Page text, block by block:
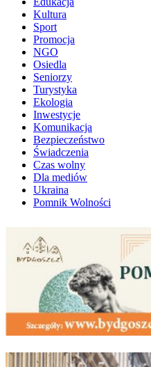
Kultura
Sport
Promocja
NGO
Osiedla
Seniorzy
Turystyka
Ekologia
Inwestycje
Komunikacja
Bezpieczeństwo
Świadczenia
Czas wolny
Dla mediów
Ukraina
Pomnik Wolności